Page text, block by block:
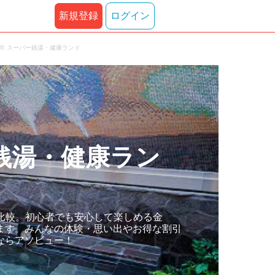
新規登録 ログイン
スーパー銭湯・健康ランド
湯・健康ラン
。初心者でも安心して楽しめる金
。みんなの体験・思い出やお得な割引
らアソビュー！